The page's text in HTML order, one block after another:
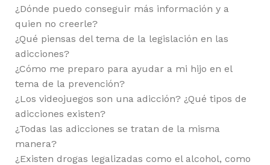
¿Dónde puedo conseguir más información y a
quien no creerle?
¿Qué piensas del tema de la legislación en las
adicciones?
¿Cómo me preparo para ayudar a mi hijo en el
tema de la prevención?
¿Los videojuegos son una adicción? ¿Qué tipos de
adicciones existen?
¿Todas las adicciones se tratan de la misma
manera?
¿Existen drogas legalizadas como el alcohol, como